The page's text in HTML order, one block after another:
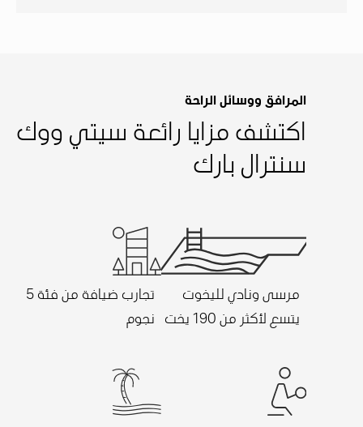
المرافق ووسائل الراحة
اكتشف مزايا رائعة سيتي ووك
سنترال بارك
مرسى ونادي لليخوت
يتسع لأكثر من 190 يخت
تجارب ضيافة من فئة 5
نجوم